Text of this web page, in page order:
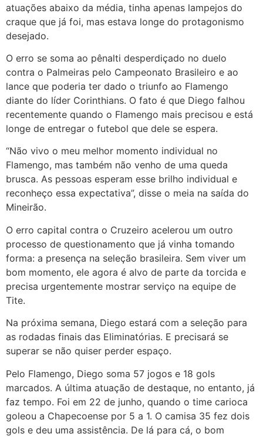
atuações abaixo da média, tinha apenas lampejos do
craque que já foi, mas estava longe do protagonismo
desejado.
O erro se soma ao pênalti desperdiçado no duelo
contra o Palmeiras pelo Campeonato Brasileiro e ao
lance que poderia ter dado o triunfo ao Flamengo
diante do líder Corinthians. O fato é que Diego falhou
recentemente quando o Flamengo mais precisou e está
longe de entregar o futebol que dele se espera.
“Não vivo o meu melhor momento individual no
Flamengo, mas também não venho de uma queda
brusca. As pessoas esperam esse brilho individual e
reconheço essa expectativa”, disse o meia na saída do
Mineirão.
O erro capital contra o Cruzeiro acelerou um outro
processo de questionamento que já vinha tomando
forma: a presença na seleção brasileira. Sem viver um
bom momento, ele agora é alvo de parte da torcida e
precisa urgentemente mostrar serviço na equipe de
Tite.
Na próxima semana, Diego estará com a seleção para
as rodadas finais das Eliminatórias. E precisará se
superar se não quiser perder espaço.
Pelo Flamengo, Diego soma 57 jogos e 18 gols
marcados. A última atuação de destaque, no entanto, já
faz tempo. Foi em 22 de junho, quando o time carioca
goleou a Chapecoense por 5 a 1. O camisa 35 fez dois
gols e deu uma assistência. De lá para cá, o bom